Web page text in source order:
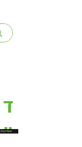
ד
"
Start Now